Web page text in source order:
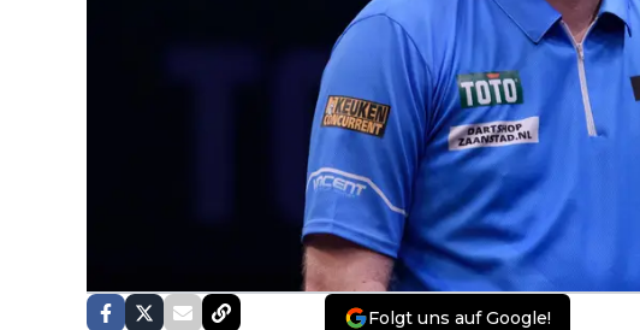
Folgt uns auf Google!